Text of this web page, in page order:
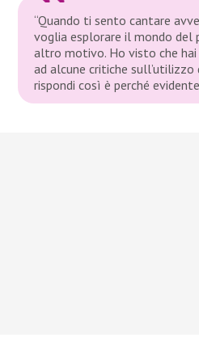
“Quando ti sento cantare
voglia esplorare il mondo del
altro motivo. Ho visto che
ad alcune critiche sull’utilizzo
rispondi così è perché